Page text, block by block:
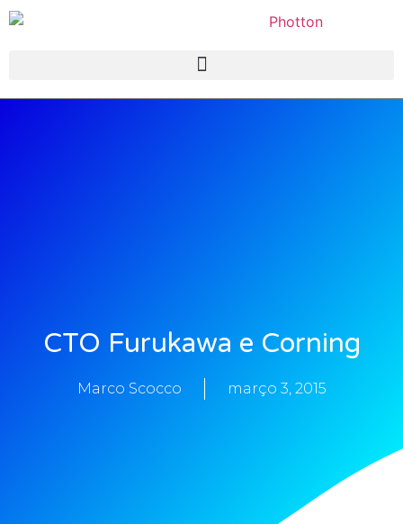
CTO Furukawa e Corning
Marco Scocco março 3, 2015